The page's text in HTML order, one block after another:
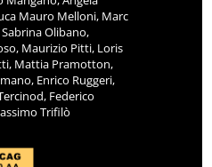
Mauro Melloni, Marc
Olibano,
Maurizio Pitti, Loris
Mattia Pramotton,
Enrico Ruggeri,
Federico
Trifilò